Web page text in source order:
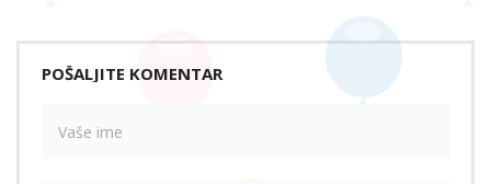
POŠALJITE KOMENTAR